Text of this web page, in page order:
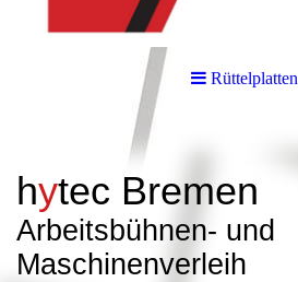
Rüttelplatten
hytec Bremen
Arbeitsbühnen- und
Maschinenverleih